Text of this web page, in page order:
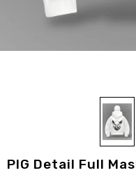
PIG Detail Full